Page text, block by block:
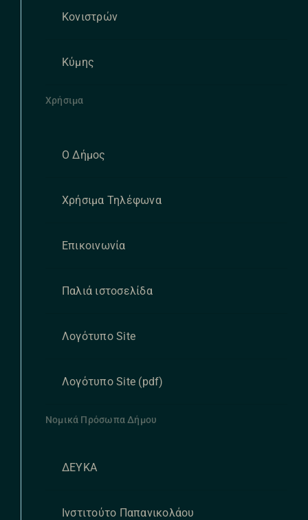
Κονιστρών
Κύμης
Χρήσιμα
Ο Δήμος
Χρήσιμα Τηλέφωνα
Επικοινωνία
Παλιά ιστοσελίδα
Λογότυπο Site
Λογότυπο Site (pdf)
Νομικά Πρόσωπα Δήμου
ΔΕΥΚΑ
Ινστιτούτο Παπανικολάου